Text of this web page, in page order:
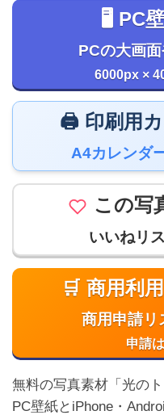
🖥️ PC
PCの大画
6000px ×
🖨️ 印刷用
A4カレンダ
この写
いいねリ
🛒 商用利
商用申請リ
申請
無料の写真素材「光の
PC壁紙とiPhone・